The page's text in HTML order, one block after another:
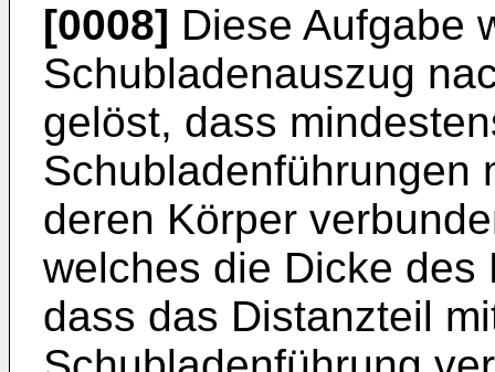
[0008] Diese Aufgabe
Schubladenauszug
gelöst, dass
Schubladenführungen
deren Körper
welches die Dicke des
dass das Distanzteil